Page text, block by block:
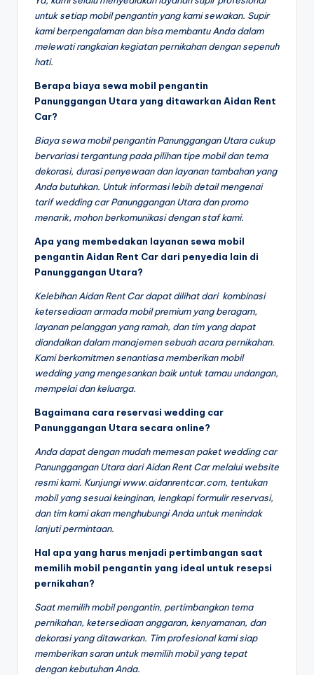
untuk setiap mobil pengantin yang kami sewakan. Supir
kami berpengalaman dan bisa membantu Anda dalam
melewati rangkaian kegiatan pernikahan dengan sepenuh
hati.
Berapa biaya sewa mobil pengantin
Panunggangan Utara yang ditawarkan Aidan Rent
Car?
Biaya sewa mobil pengantin Panunggangan Utara cukup
bervariasi tergantung pada pilihan tipe mobil dan tema
dekorasi, durasi penyewaan dan layanan tambahan yang
Anda butuhkan. Untuk informasi lebih detail mengenai
tarif wedding car Panunggangan Utara dan promo
menarik, mohon berkomunikasi dengan staf kami.
Apa yang membedakan layanan sewa mobil
pengantin Aidan Rent Car dari penyedia lain di
Panunggangan Utara?
Kelebihan Aidan Rent Car dapat dilihat dari kombinasi
ketersediaan armada mobil premium yang beragam,
layanan pelanggan yang ramah, dan tim yang dapat
diandalkan dalam manajemen sebuah acara pernikahan.
Kami berkomitmen senantiasa memberikan mobil
wedding yang mengesankan baik untuk tamau undangan,
mempelai dan keluarga.
Bagaimana cara reservasi wedding car
Panunggangan Utara secara online?
Anda dapat dengan mudah memesan paket wedding car
Panunggangan Utara dari Aidan Rent Car melalui website
resmi kami. Kunjungi www.aidanrentcar.com, tentukan
mobil yang sesuai keinginan, lengkapi formulir reservasi,
dan tim kami akan menghubungi Anda untuk menindak
lanjuti permintaan.
Hal apa yang harus menjadi pertimbangan saat
memilih mobil pengantin yang ideal untuk resepsi
pernikahan?
Saat memilih mobil pengantin, pertimbangkan tema
pernikahan, ketersediaan anggaran, kenyamanan, dan
dekorasi yang ditawarkan. Tim profesional kami siap
memberikan saran untuk memilih mobil yang tepat
dengan kebutuhan Anda.